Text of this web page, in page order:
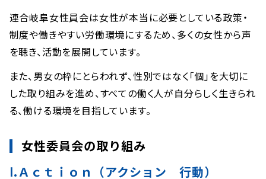
連合岐阜女性員会は女性が本当に必要としている政策・
制度や働きやすい労働環境にするため、多くの女性から声
を聴き、活動を展開しています。
また、男女の枠にとらわれず、性別ではなく「個」を大切に
した取り組みを進め、すべての働く人が自分らしく生きられ
る、働ける環境を目指しています。
女性委員会の取り組み
Ⅰ.Ａｃｔｉｏｎ（アクション 行動）